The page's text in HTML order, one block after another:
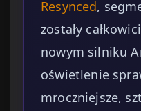
Resynced,
zostały
nowym silniku
oświetlenie
mroczniejsze,